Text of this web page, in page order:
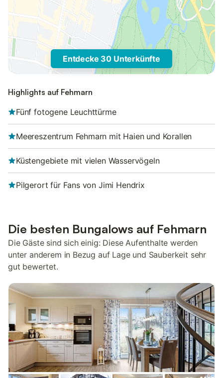
Entdecke 30 Unterkünfte
Highlights auf Fehmarn
Fünf fotogene Leuchttürme
Meereszentrum Fehmarn mit Haien und Korallen
Küstengebiete mit vielen Wasservögeln
Pilgerort für Fans von Jimi Hendrix
Die besten Bungalows auf Fehmarn
Die Gäste sind sich einig: Diese Aufenthalte werden
unter anderem in Bezug auf Lage und Sauberkeit sehr
gut bewertet.